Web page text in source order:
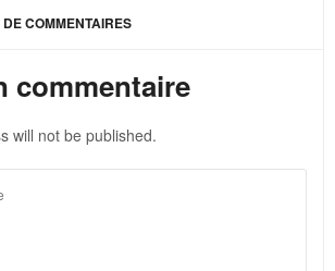
COMMENTAIRES
commentaire
will not be published.